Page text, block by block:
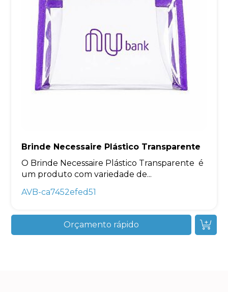
Brinde Necessaire Plástico Transparente
O Brinde Necessaire Plástico Transparente é
um produto com variedade de...
AVB-ca7452efed51
Orçamento rápido